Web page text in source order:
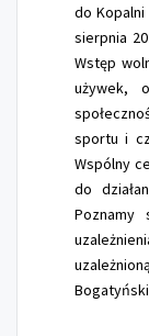
do
sierpnia
Wstęp
używek,
sportu i
Wspólny
do